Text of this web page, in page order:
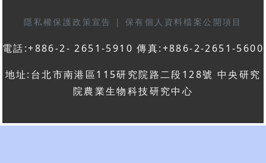
隱私權保護政策宣告 | 保有個人資料檔案公開項目
電話:+886-2- 2651-5910 傳真:+886-2-2651-5600
地址:台北市南港區115研究院路二段128號 中央研究
院農業生物科技研究中心